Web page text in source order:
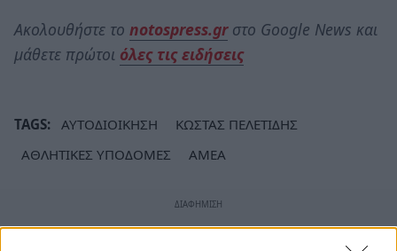
Ακολουθήστε το notospress.grστο Google News και
μάθετε πρώτοι όλες τις ειδήσεις
TAGS: ΑΥΤΟΔΙΟΙΚΗΣΗ
ΚΩΣΤΑΣ ΠΕΛΕΤΙΔΗΣ
ΑΘΛΗΤΙΚΕΣ ΥΠΟΔΟΜΕΣ
ΑΜΕΑ